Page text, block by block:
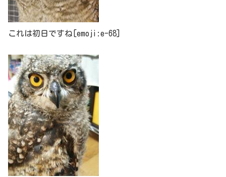
これは初日ですね[emoji:e-68]